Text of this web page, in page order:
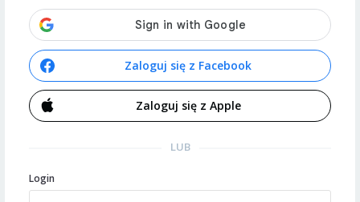
Zaloguj się z Facebook
Zaloguj się z Apple
LUB
Login